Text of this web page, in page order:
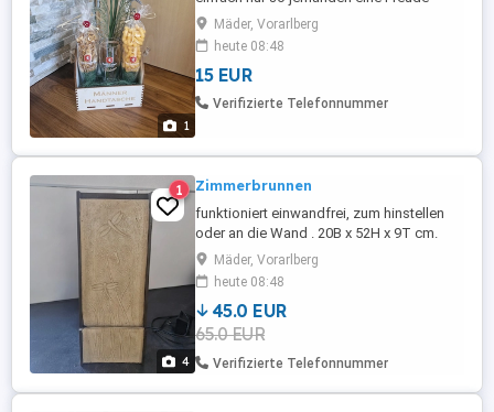
1
machen. drinnen sind 6x 0,5 Fohrenburger
Weizenbiergläser mit Knabbergebäck
befüllt. Selbstabholung in Mäder
Mäder, Vorarlberg
heute 08:48
15 EUR
Verifizierte Telefonnummer
4
1 Zimmerbrunnen
funktioniert einwandfrei, zum hinstellen
oder an die Wand . 20B x 52H x 9T cm.
Selbstabholung in Mäder
Mäder, Vorarlberg
heute 08:48
45.0 EUR
65.0 EUR
Verifizierte Telefonnummer